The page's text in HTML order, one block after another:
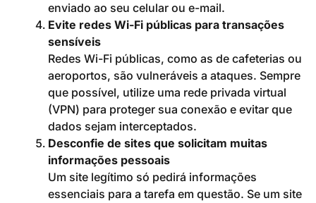
enviado ao seu celular ou e-mail.
Evite redes Wi-Fi públicas para transações
sensíveis
Redes Wi-Fi públicas, como as de cafeterias ou
aeroportos, são vulneráveis a ataques. Sempre
que possível, utilize uma rede privada virtual
(VPN) para proteger sua conexão e evitar que
dados sejam interceptados.
Desconfie de sites que solicitam muitas
informações pessoais
Um site legítimo só pedirá informações
essenciais para a tarefa em questão. Se um site